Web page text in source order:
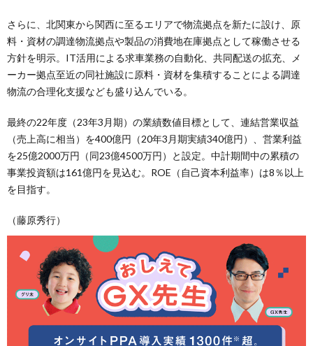
さらに、北関東から関西に至るエリアで物流拠点を新たに設け、原
料・資材の調達物流拠点や製品の消費地在庫拠点として稼働させる
方針を明示。IT活用による求車業務の自動化、共同配送の拡充、メ
ーカー拠点至近の同社施設に原料・資材を集積することによる調達
物流の合理化支援なども盛り込んでいる。
最終の22年度（23年3月期）の業績数値目標として、連結営業収益
（売上高に相当）を400億円（20年3月期実績340億円）、営業利益
を25億2000万円（同23億4500万円）と設定。中計期間中の累積の
事業投資額は161億円を見込む。ROE（自己資本利益率）は8％以上
を目指す。
（藤原秀行）